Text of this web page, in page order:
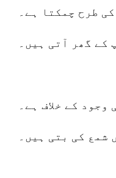
طرح چمکتا ہے۔
کے گھر آتی ہیں۔
وجود کے خلاف ہے۔
شمع کی بتی ہیں۔